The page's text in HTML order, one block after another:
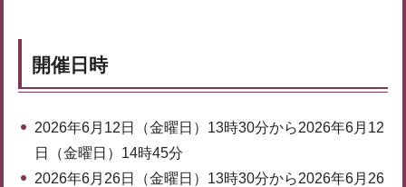
開催日時
2026年6月12日（金曜日）13時30分から2026年6月12
日（金曜日）14時45分
2026年6月26日（金曜日）13時30分から2026年6月26